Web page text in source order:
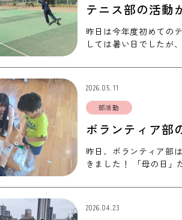
テニス部の活動
昨日は今年度初めての
しては暑い日でしたが
2026.05.11
部活動
ボランティア部
昨日、ボランティア部
きました！ 「母の日」
2026.04.23